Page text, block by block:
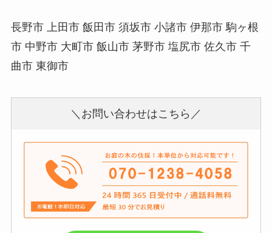
長野市 上田市 飯田市 須坂市 小諸市 伊那市 駒ヶ根
市 中野市 大町市 飯山市 茅野市 塩尻市 佐久市 千
曲市 東御市
＼お問い合わせはこちら／